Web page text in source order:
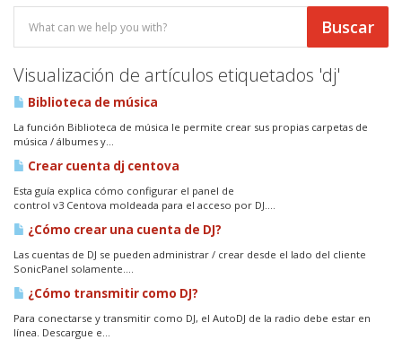
Visualización de artículos etiquetados 'dj'
Biblioteca de música
La función Biblioteca de música le permite crear sus propias carpetas de
música / álbumes y...
Crear cuenta dj centova
Esta guía explica cómo configurar el panel de
control v3 Centova moldeada para el acceso por DJ....
¿Cómo crear una cuenta de DJ?
Las cuentas de DJ se pueden administrar / crear desde el lado del cliente
SonicPanel solamente....
¿Cómo transmitir como DJ?
Para conectarse y transmitir como DJ, el AutoDJ de la radio debe estar en
línea. Descargue e...